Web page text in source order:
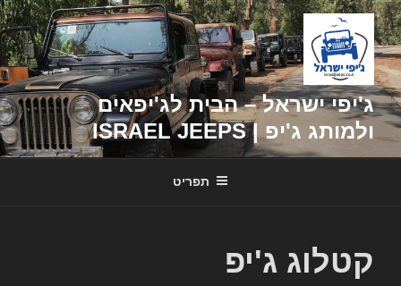
דילוג
לתוכן
ג'יפי ישראל – הבית לג'יפאים
ולמותג ג'יפ | ISRAEL JEEPS
תפריט
קטלוג ג'יפ